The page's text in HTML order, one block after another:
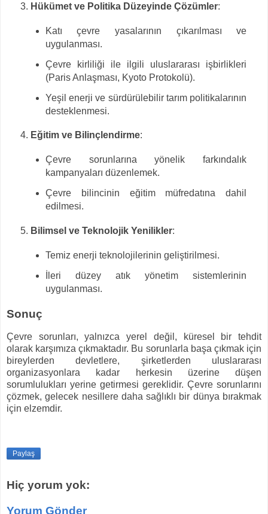
Hükümet ve Politika Düzeyinde Çözümler:
Katı çevre yasalarının çıkarılması ve
uygulanması.
Çevre kirliliği ile ilgili uluslararası işbirlikleri
(Paris Anlaşması, Kyoto Protokolü).
Yeşil enerji ve sürdürülebilir tarım politikalarının
desteklenmesi.
Eğitim ve Bilinçlendirme:
Çevre sorunlarına yönelik farkındalık
kampanyaları düzenlemek.
Çevre bilincinin eğitim müfredatına dahil
edilmesi.
Bilimsel ve Teknolojik Yenilikler:
Temiz enerji teknolojilerinin geliştirilmesi.
İleri düzey atık yönetim sistemlerinin
uygulanması.
Sonuç
Çevre sorunları, yalnızca yerel değil, küresel bir tehdit
olarak karşımıza çıkmaktadır. Bu sorunlarla başa çıkmak için
bireylerden devletlere, şirketlerden uluslararası
organizasyonlara kadar herkesin üzerine düşen
sorumlulukları yerine getirmesi gereklidir. Çevre sorunlarını
çözmek, gelecek nesillere daha sağlıklı bir dünya bırakmak
için elzemdir.
Paylaş
Hiç yorum yok:
Yorum Gönder